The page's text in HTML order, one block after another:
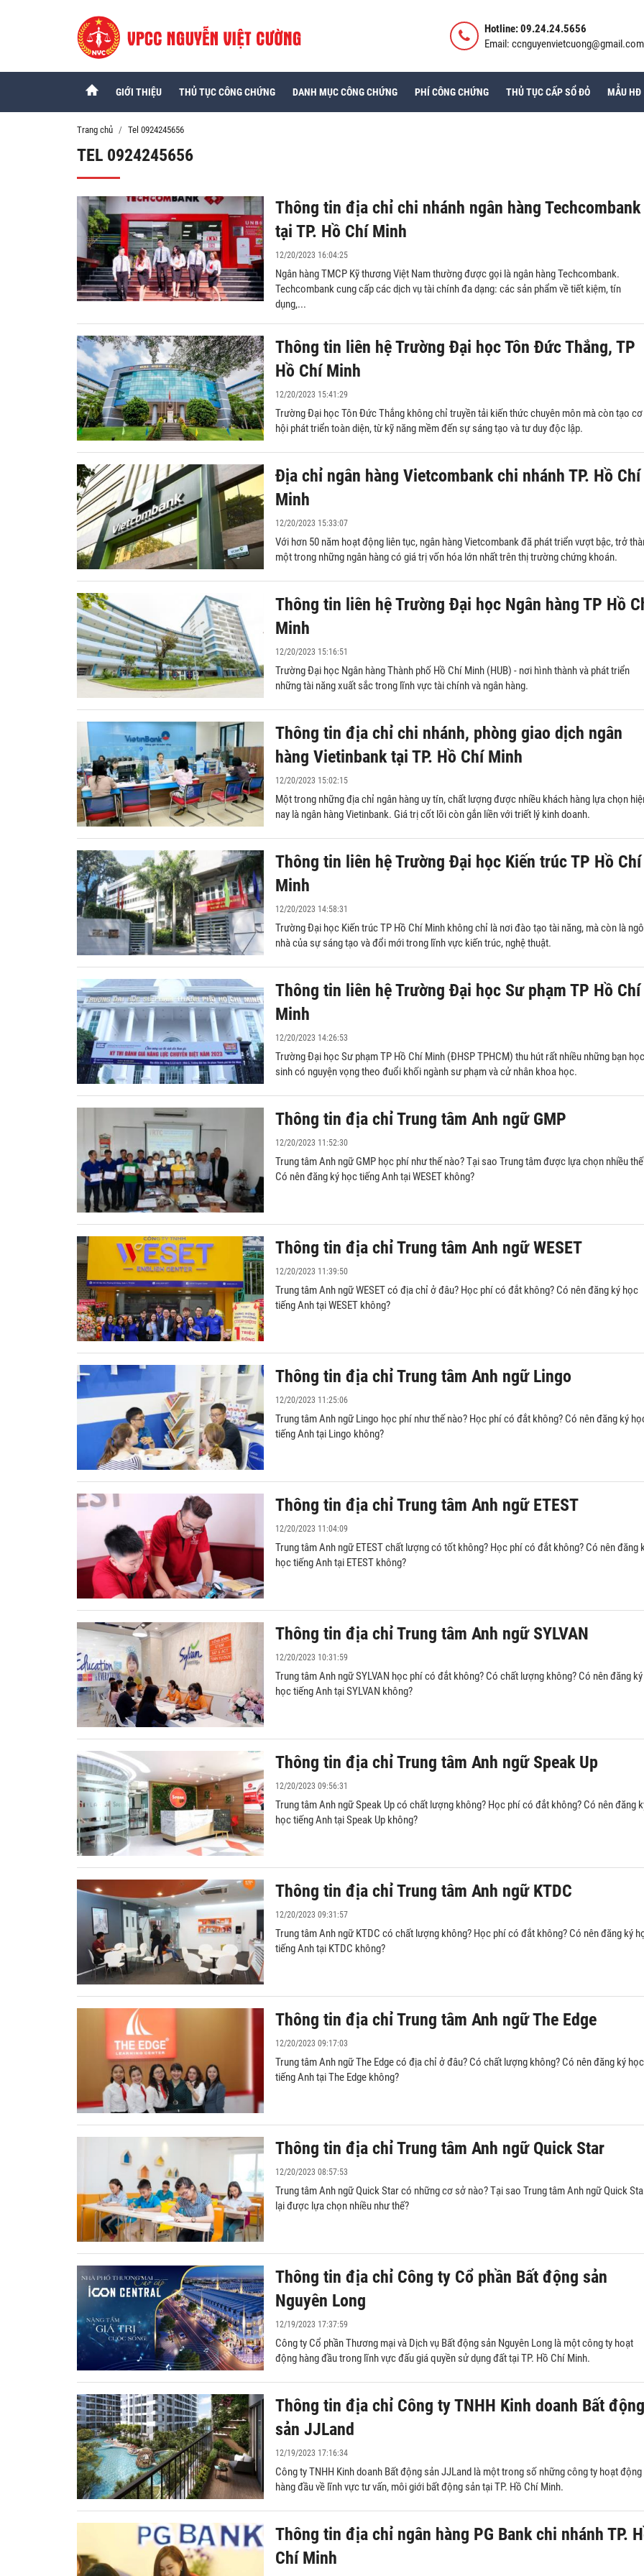
Hotline: 09.24.24.5656
Email: ccnguyenvietcuong@gmail.com
GIỚI THIỆU THỦ TỤC CÔNG CHỨNG DANH MỤC CÔNG CHỨNG PHÍ CÔNG CHỨNG THỦ TỤC CẤP SỔ ĐỎ MẪU HĐ
Trang chủ Tel 0924245656
TEL 0924245656
Thông tin địa chỉ chi nhánh ngân hàng Techcombank
tại TP. Hồ Chí Minh
12/20/2023 16:04:25
Ngân hàng TMCP Kỹ thương Việt Nam thường được gọi là ngân hàng Techcombank.
Techcombank cung cấp các dịch vụ tài chính đa dạng: các sản phẩm về tiết kiệm, tín
dụng,...
Thông tin liên hệ Trường Đại học Tôn Đức Thắng, TP
Hồ Chí Minh
12/20/2023 15:41:29
Trường Đại học Tôn Đức Thắng không chỉ truyền tải kiến thức chuyên môn mà còn tạo cơ
hội phát triển toàn diện, từ kỹ năng mềm đến sự sáng tạo và tư duy độc lập.
Địa chỉ ngân hàng Vietcombank chi nhánh TP. Hồ Chí
Minh
12/20/2023 15:33:07
Với hơn 50 năm hoạt động liên tục, ngân hàng Vietcombank đã phát triển vượt bậc, trở
một trong những ngân hàng có giá trị vốn hóa lớn nhất trên thị trường chứng khoán.
Thông tin liên hệ Trường Đại học Ngân hàng TP Hồ
Minh
12/20/2023 15:16:51
Trường Đại học Ngân hàng Thành phố Hồ Chí Minh (HUB) - nơi hình thành và phát triển
những tài năng xuất sắc trong lĩnh vực tài chính và ngân hàng.
Thông tin địa chỉ chi nhánh, phòng giao dịch ngân
hàng Vietinbank tại TP. Hồ Chí Minh
12/20/2023 15:02:15
Một trong những địa chỉ ngân hàng uy tín, chất lượng được nhiều khách hàng lựa chọn
nay là ngân hàng Vietinbank. Giá trị cốt lõi còn gắn liền với triết lý kinh doanh.
Thông tin liên hệ Trường Đại học Kiến trúc TP Hồ Chí
Minh
12/20/2023 14:58:31
Trường Đại học Kiến trúc TP Hồ Chí Minh không chỉ là nơi đào tạo tài năng, mà còn là
nhà của sự sáng tạo và đổi mới trong lĩnh vực kiến trúc, nghệ thuật.
Thông tin liên hệ Trường Đại học Sư phạm TP Hồ Chí
Minh
12/20/2023 14:26:53
Trường Đại học Sư phạm TP Hồ Chí Minh (ĐHSP TPHCM) thu hút rất nhiều những bạn học
sinh có nguyện vọng theo đuổi khối ngành sư phạm và cử nhân khoa học.
Thông tin địa chỉ Trung tâm Anh ngữ GMP
12/20/2023 11:52:30
Trung tâm Anh ngữ GMP học phí như thế nào? Tại sao Trung tâm được lựa chọn nhiều
Có nên đăng ký học tiếng Anh tại WESET không?
Thông tin địa chỉ Trung tâm Anh ngữ WESET
12/20/2023 11:39:50
Trung tâm Anh ngữ WESET có địa chỉ ở đâu? Học phí có đắt không? Có nên đăng ký học
tiếng Anh tại WESET không?
Thông tin địa chỉ Trung tâm Anh ngữ Lingo
12/20/2023 11:25:06
Trung tâm Anh ngữ Lingo học phí như thế nào? Học phí có đắt không? Có nên đăng ký
tiếng Anh tại Lingo không?
Thông tin địa chỉ Trung tâm Anh ngữ ETEST
12/20/2023 11:04:09
Trung tâm Anh ngữ ETEST chất lượng có tốt không? Học phí có đắt không? Có nên đăng
học tiếng Anh tại ETEST không?
Thông tin địa chỉ Trung tâm Anh ngữ SYLVAN
12/20/2023 10:31:59
Trung tâm Anh ngữ SYLVAN học phí có đắt không? Có chất lượng không? Có nên đăng ký
học tiếng Anh tại SYLVAN không?
Thông tin địa chỉ Trung tâm Anh ngữ Speak Up
12/20/2023 09:56:31
Trung tâm Anh ngữ Speak Up có chất lượng không? Học phí có đắt không? Có nên đăng
học tiếng Anh tại Speak Up không?
Thông tin địa chỉ Trung tâm Anh ngữ KTDC
12/20/2023 09:31:57
Trung tâm Anh ngữ KTDC có chất lượng không? Học phí có đắt không? Có nên đăng ký
tiếng Anh tại KTDC không?
Thông tin địa chỉ Trung tâm Anh ngữ The Edge
12/20/2023 09:17:03
Trung tâm Anh ngữ The Edge có địa chỉ ở đâu? Có chất lượng không? Có nên đăng ký học
tiếng Anh tại The Edge không?
Thông tin địa chỉ Trung tâm Anh ngữ Quick Star
12/20/2023 08:57:53
Trung tâm Anh ngữ Quick Star có những cơ sở nào? Tại sao Trung tâm Anh ngữ Quick
lại được lựa chọn nhiều như thế?
Thông tin địa chỉ Công ty Cổ phần Bất động sản
Nguyên Long
12/19/2023 17:37:59
Công ty Cổ phần Thương mại và Dịch vụ Bất động sản Nguyên Long là một công ty hoạt
động hàng đầu trong lĩnh vực đấu giá quyền sử dụng đất tại TP. Hồ Chí Minh.
Thông tin địa chỉ Công ty TNHH Kinh doanh Bất động
sản JJLand
12/19/2023 17:16:34
Công ty TNHH Kinh doanh Bất động sản JJLand là một trong số những công ty hoạt động
hàng đầu về lĩnh vực tư vấn, môi giới bất động sản tại TP. Hồ Chí Minh.
Thông tin địa chỉ ngân hàng PG Bank chi nhánh TP.
Chí Minh
Công chứng hợp đồng thế chấp nhà
đất, tài sản
Công chứng văn bản thỏa thuận phân
chia tài sản riêng - chung của vợ
chồng